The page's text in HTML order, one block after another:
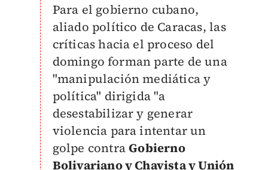
Para el gobierno cubano,
aliado político de Caracas, las
críticas hacia el proceso del
domingo forman parte de una
"manipulación mediática y
política" dirigida "a
desestabilizar y generar
violencia para intentar un
golpe contraGobierno
Bolivariano y Chavista y Unión